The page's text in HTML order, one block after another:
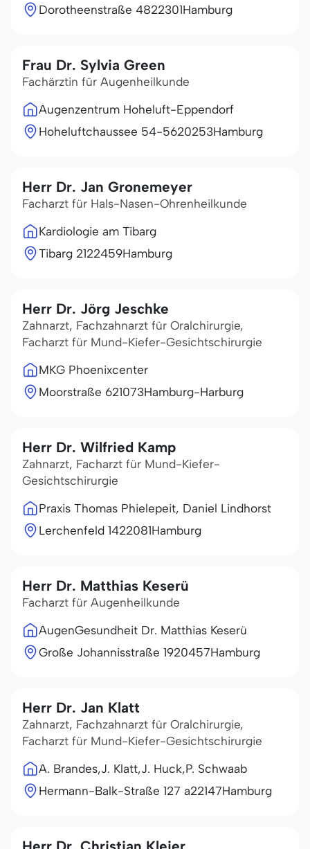
Dorotheenstraße 4822301Hamburg
Frau Dr. Sylvia Green
Fachärztin für Augenheilkunde
Augenzentrum Hoheluft-Eppendorf
Hoheluftchaussee 54-5620253Hamburg
Herr Dr. Jan Gronemeyer
Facharzt für Hals-Nasen-Ohrenheilkunde
Kardiologie am Tibarg
Tibarg 2122459Hamburg
Herr Dr. Jörg Jeschke
Zahnarzt, Fachzahnarzt für Oralchirurgie,
Facharzt für Mund-Kiefer-Gesichtschirurgie
MKG Phoenixcenter
Moorstraße 621073Hamburg-Harburg
Herr Dr. Wilfried Kamp
Zahnarzt, Facharzt für Mund-Kiefer-
Gesichtschirurgie
Praxis Thomas Phielepeit, Daniel Lindhorst
Lerchenfeld 1422081Hamburg
Herr Dr. Matthias Keserü
Facharzt für Augenheilkunde
AugenGesundheit Dr. Matthias Keserü
Große Johannisstraße 1920457Hamburg
Herr Dr. Jan Klatt
Zahnarzt, Fachzahnarzt für Oralchirurgie,
Facharzt für Mund-Kiefer-Gesichtschirurgie
A. Brandes,J. Klatt,J. Huck,P. Schwaab
Hermann-Balk-Straße 127 a22147Hamburg